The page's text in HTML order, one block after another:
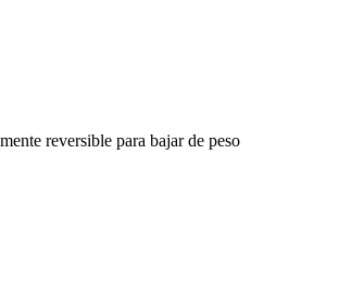
reversible para bajar de peso